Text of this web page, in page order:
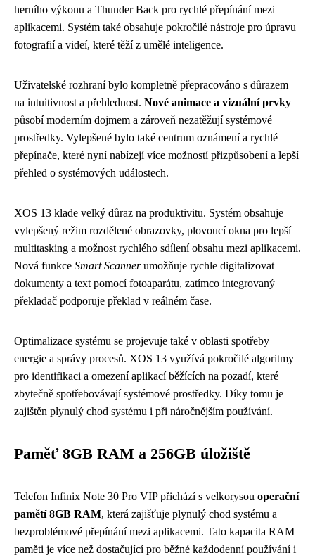
herního výkonu a Thunder Back pro rychlé přepínání mezi
aplikacemi. Systém také obsahuje pokročilé nástroje pro úpravu
fotografií a videí, které těží z umělé inteligence.
Uživatelské rozhraní bylo kompletně přepracováno s důrazem
na intuitivnost a přehlednost. Nové animace a vizuální prvky
působí moderním dojmem a zároveň nezatěžují systémové
prostředky. Vylepšené bylo také centrum oznámení a rychlé
přepínače, které nyní nabízejí více možností přizpůsobení a lepší
přehled o systémových událostech.
XOS 13 klade velký důraz na produktivitu. Systém obsahuje
vylepšený režim rozdělené obrazovky, plovoucí okna pro lepší
multitasking a možnost rychlého sdílení obsahu mezi aplikacemi.
Nová funkce Smart Scannerumožňuje rychle digitalizovat
dokumenty a text pomocí fotoaparátu, zatímco integrovaný
překladač podporuje překlad v reálném čase.
Optimalizace systému se projevuje také v oblasti spotřeby
energie a správy procesů. XOS 13 využívá pokročilé algoritmy
pro identifikaci a omezení aplikací běžících na pozadí, které
zbytečně spotřebovávají systémové prostředky. Díky tomu je
zajištěn plynulý chod systému i při náročnějším používání.
Paměť 8GB RAM a 256GB úložiště
Telefon Infinix Note 30 Pro VIP přichází s velkorysou operační
pamětí 8GB RAM, která zajišťuje plynulý chod systému a
bezproblémové přepínání mezi aplikacemi. Tato kapacita RAM
paměti je více než dostačující pro běžné každodenní používání i